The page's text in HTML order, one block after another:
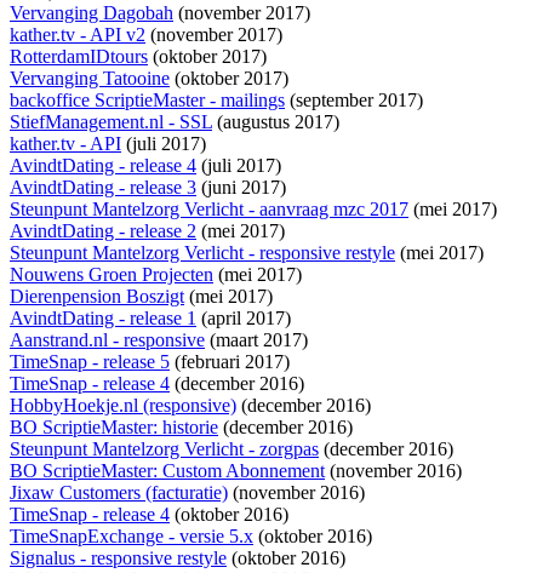
Vervanging Dagobah (november 2017)
kather.tv - API v2 (november 2017)
RotterdamIDtours (oktober 2017)
Vervanging Tatooine (oktober 2017)
backoffice ScriptieMaster - mailings (september 2017)
StiefManagement.nl - SSL (augustus 2017)
kather.tv - API (juli 2017)
AvindtDating - release 4 (juli 2017)
AvindtDating - release 3 (juni 2017)
Steunpunt Mantelzorg Verlicht - aanvraag mzc 2017 (mei 2017)
AvindtDating - release 2 (mei 2017)
Steunpunt Mantelzorg Verlicht - responsive restyle (mei 2017)
Nouwens Groen Projecten (mei 2017)
Dierenpension Boszigt(mei 2017)
AvindtDating - release 1 (april 2017)
Aanstrand.nl - responsive (maart 2017)
TimeSnap - release 5 (februari 2017)
TimeSnap - release 4 (december 2016)
HobbyHoekje.nl (responsive) (december 2016)
BO ScriptieMaster: historie (december 2016)
Steunpunt Mantelzorg Verlicht - zorgpas (december 2016)
BO ScriptieMaster: Custom Abonnement(november 2016)
Jixaw Customers (facturatie) (november 2016)
TimeSnap - release 4 (oktober 2016)
TimeSnapExchange - versie 5.x (oktober 2016)
Signalus - responsive restyle (oktober 2016)